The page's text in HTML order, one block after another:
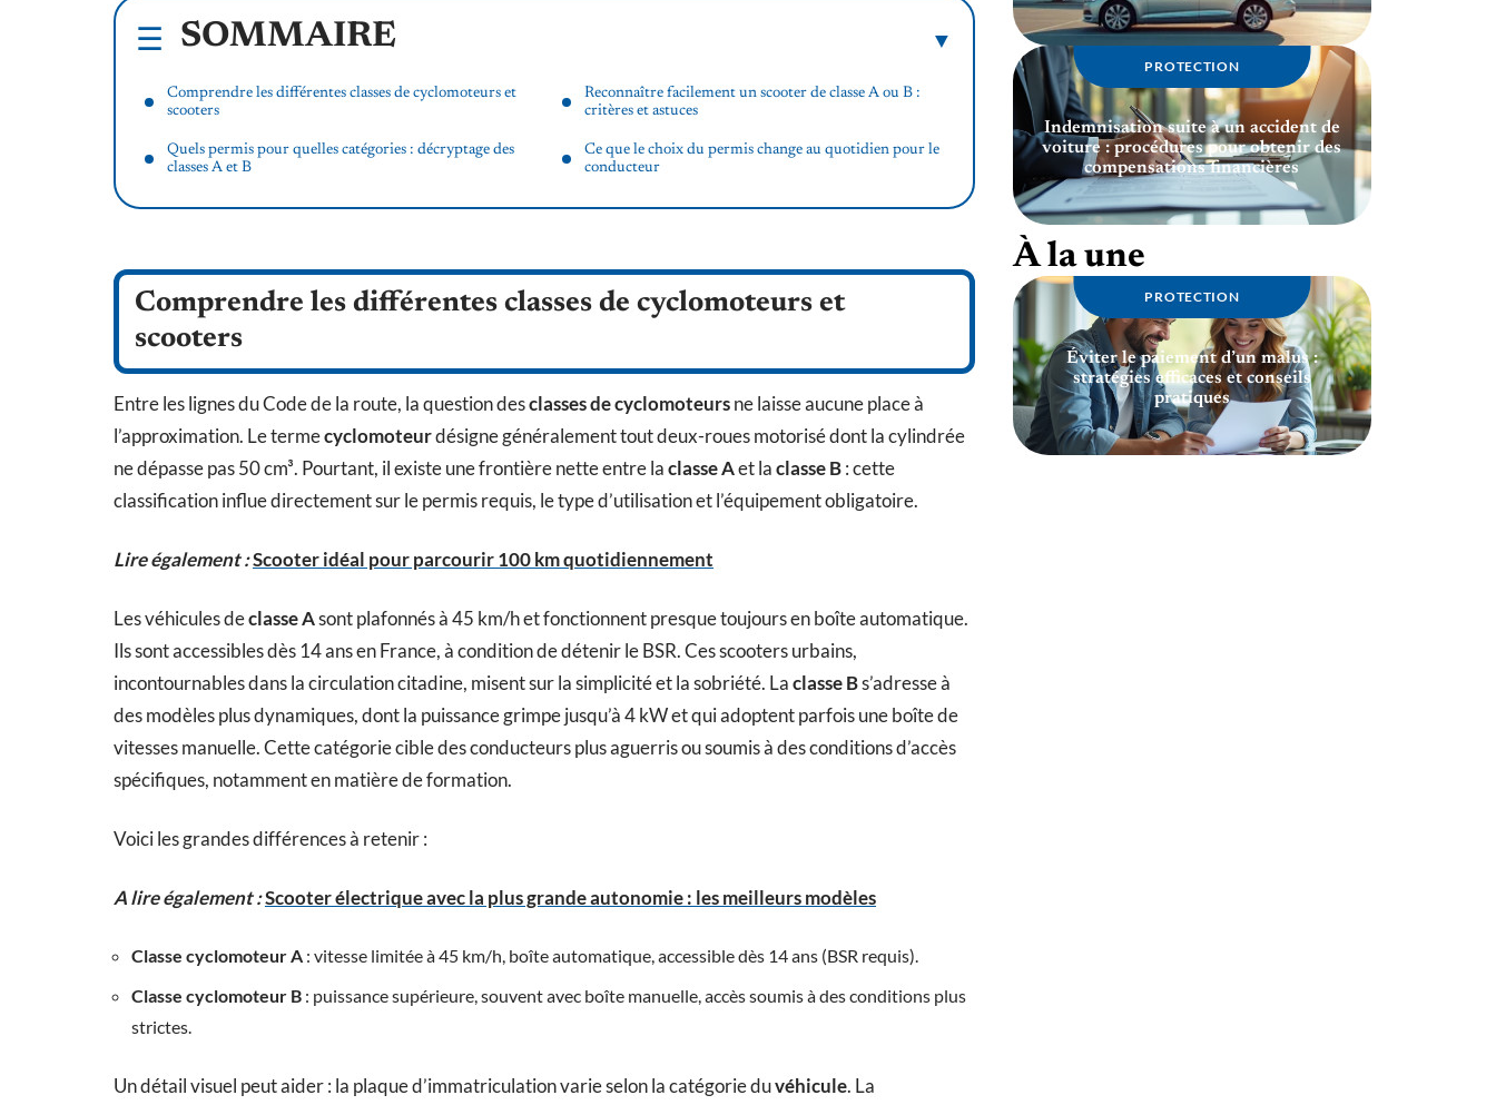
SOMMAIRE
Comprendre les différentes classes de cyclomoteurs et
scooters
Quels permis pour quelles catégories : décryptage des
classes A et B
Reconnaître facilement un scooter de classe A ou B :
critères et astuces
Ce que le choix du permis change au quotidien pour le
conducteur
Comprendre les différentes classes de cyclomoteurs et
scooters
Entre les lignes du Code de la route, la question desclasses de cyclomoteursne laisse aucune place à
l’approximation. Le termecyclomoteurdésigne généralement tout deux-roues motorisé dont la cylindrée
ne dépasse pas 50 cm³. Pourtant, il existe une frontière nette entre laclasse Aet laclasse B: cette
classification influe directement sur le permis requis, le type d’utilisation et l’équipement obligatoire.
Lire également :Scooter idéal pour parcourir 100 km quotidiennement
Les véhicules declasse Asont plafonnés à 45 km/h et fonctionnent presque toujours en boîte automatique.
Ils sont accessibles dès 14 ans en France, à condition de détenir le BSR. Ces scooters urbains,
incontournables dans la circulation citadine, misent sur la simplicité et la sobriété. Laclasse Bs’adresse à
des modèles plus dynamiques, dont la puissance grimpe jusqu’à 4 kW et qui adoptent parfois une boîte de
vitesses manuelle. Cette catégorie cible des conducteurs plus aguerris ou soumis à des conditions d’accès
spécifiques, notamment en matière de formation.
Voici les grandes différences à retenir :
A lire également :Scooter électrique avec la plus grande autonomie : les meilleurs modèles
Classe cyclomoteur A : vitesse limitée à 45 km/h, boîte automatique, accessible dès 14 ans (BSR requis).
Classe cyclomoteur B : puissance supérieure, souvent avec boîte manuelle, accès soumis à des conditions plus
strictes.
Un détail visuel peut aider : la plaque d’immatriculation varie selon la catégorie duvéhicule. La
PROTECTION
Indemnisation suite à un accident de
voiture : procédures pour obtenir des
compensations financières
À la une
PROTECTION
Éviter le paiement d’un malus :
stratégies efficaces et conseils
pratiques